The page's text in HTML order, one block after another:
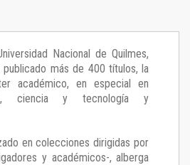
Nacional de Quilmes,
más de 400 títulos, la
académico, en especial en
ciencia y tecnología y
en colecciones dirigidas por
y académicos-, alberga